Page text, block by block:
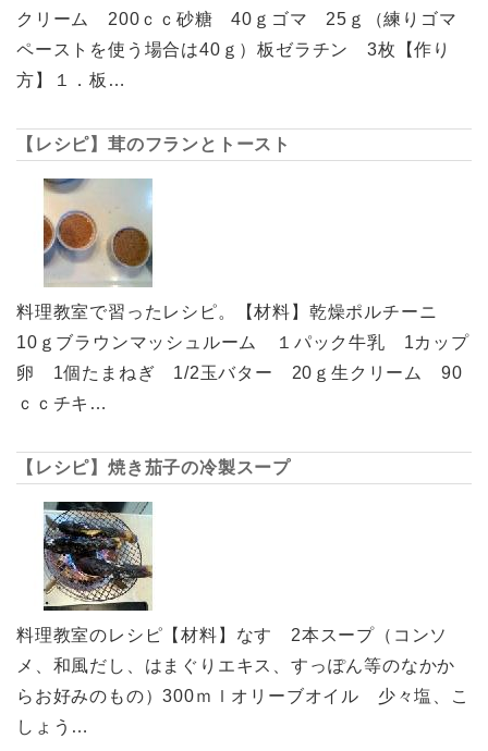
クリーム 200ｃｃ砂糖 40ｇゴマ 25ｇ（練りゴマ
ペーストを使う場合は40ｇ）板ゼラチン 3枚【作り
方】１．板…
【レシピ】茸のフランとトースト
料理教室で習ったレシピ。【材料】乾燥ポルチーニ
10ｇブラウンマッシュルーム １パック牛乳 1カップ
卵 1個たまねぎ 1/2玉バター 20ｇ生クリーム 90
ｃｃチキ…
【レシピ】焼き茄子の冷製スープ
料理教室のレシピ【材料】なす 2本スープ（コンソ
メ、和風だし、はまぐりエキス、すっぽん等のなかか
らお好みのもの）300ｍｌオリーブオイル 少々塩、こ
しょう…